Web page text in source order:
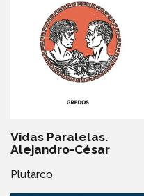
Vidas Paralelas.
Alejandro-César
Plutarco